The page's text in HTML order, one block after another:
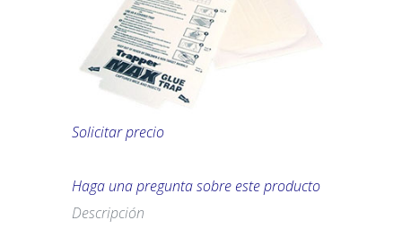
Solicitar precio
Haga una pregunta sobre este producto
Descripción